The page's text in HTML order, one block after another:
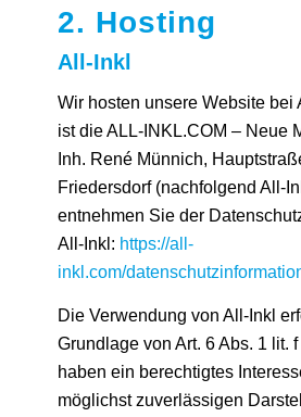
2. Hosting
All-Inkl
Wir hosten unsere Website bei
ist die ALL-INKL.COM – Neue
Inh. René Münnich,
Friedersdorf (nachfolgend All-
entnehmen Sie der
All-Inkl: https://all-
inkl.com/
Die Verwendung von All-Inkl
Grundlage von Art. 6 Abs. 1 lit.
haben ein berechtigtes
möglichst zuverlässigen